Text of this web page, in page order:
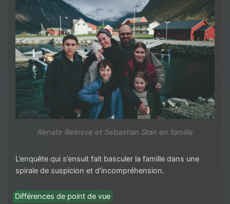
Renate Reinsve et Sebastian Stan en famille
L’enquête qui s’ensuit fait basculer la famille dans une
spirale de suspicion et d’incompréhension.
Différences de point de vue